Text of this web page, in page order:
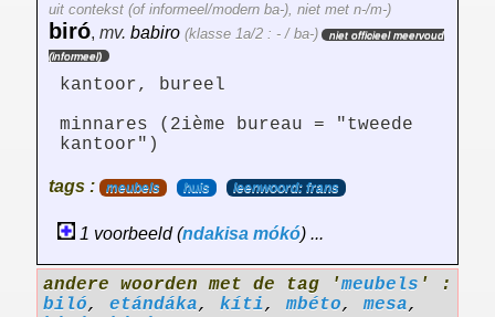
uit contekst (of informeel/modern ba-), niet met n-/m-)
biró, mv. babiro (klasse 1a/2 : - / ba-)
niet officieel meervoud
(informeel)
kantoor, bureel
minnares (2ième bureau = "tweede
kantoor")
tags : meubels huis leenwoord: frans
1 voorbeeld (ndakisa mókó) ...
andere woorden met de tag 'meubels ' :
biló, etándáka, kíti,mbéto,mesa,